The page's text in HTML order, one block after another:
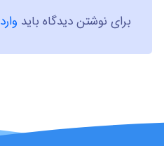
برای نوشتن دیدگاه باید وارد